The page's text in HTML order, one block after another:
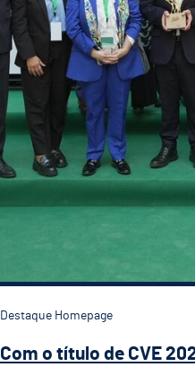
Destaque Homepage
Com o título de CVE